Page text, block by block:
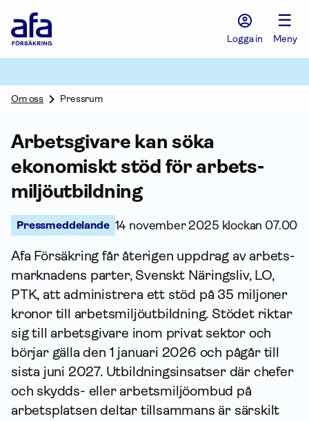
Försäkring
Logga in
☰
Meny
Om oss Pressrum
Arbetsgivare kan söka
ekonomiskt stöd för arbets­
miljö­utbildning
Pressmeddelande 14 november 2025 klockan 07.00
Afa För­säkring får återigen uppdrag av arbets­
marknadens parter, Svenskt Näringsliv, LO,
PTK, att administrera ett stöd på 35 miljoner
kronor till arbets­miljö­utbildning. Stödet riktar
sig till arbetsgivare inom privat sektor och
börjar gälla den 1 januari 2026 och pågår till
sista juni 2027. Utbildningsinsatser där chefer
och skydds- eller arbets­miljö­ombud på
arbetsplatsen deltar tillsammans är särskilt